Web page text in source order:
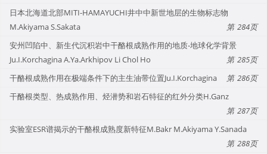
日本北海道北部MITI-HAMAYUCHI井中中新世地层的生物标志物
M.Akiyama S.Sakata
284
安州凹陷中、新生代沉积岩中干酪根成熟作用的地质-地球化学背景
Ju.I.Korchagina A.Ya.Arkhipov Li Chol Ho
285
干酪根成熟作用在极端条件下的主生油带位置Ju.I.Korchagina
286
干酪根类型、热成熟作用、烃潜势和岩石特征的红外分类H.Ganz
287
实验室ESR谱揭示的干酪根成熟度新特征M.Bakr M.Akiyama Y.Sanada
288